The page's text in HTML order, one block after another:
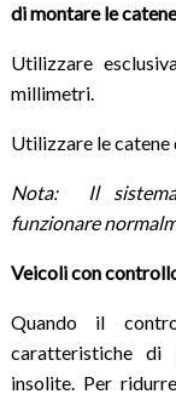
di montare le
Utilizzare
millimetri.
Utilizzare le catene
Nota: Il sistema
funzionare
Veicoli con
Quando il
caratteristiche di
insolite. Per